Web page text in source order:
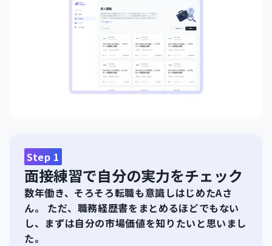
Step 1
面接練習で自分の実力をチェック
数年働き、そろそろ転職も意識しはじめたAさ
ん。 ただ、職務経歴書をまとめるほどでもない
し、まずは自分の市場価値を知りたいと思いまし
た。